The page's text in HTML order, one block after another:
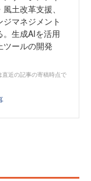
土改革支援、
マネジメント
生成AIを活用
ツールの開発
近の記事の寄稿時点で